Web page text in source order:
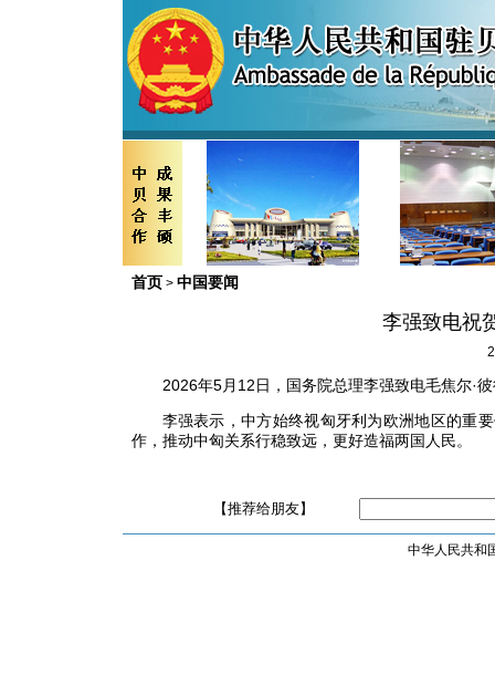
首页 > 中国要闻
李强致电祝
2026年5月12日，国务院总理李强致电毛焦尔·
李强表示，中方始终视匈牙利为欧洲地区的重
作，推动中匈关系行稳致远，更好造福两国人民。
【推荐给朋友】
中华人民共和